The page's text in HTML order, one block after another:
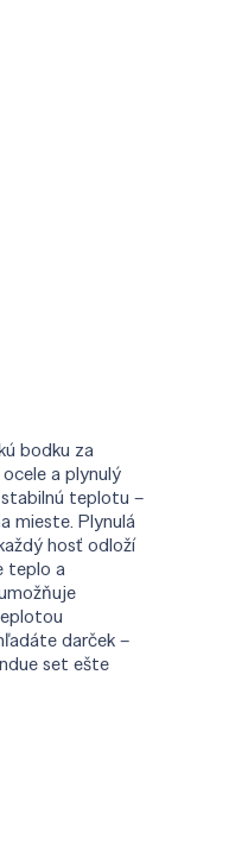
bodku za
a plynulý
teplotu –
mieste. Plynulá
hosť odloží
teplo a
darček –
set ešte